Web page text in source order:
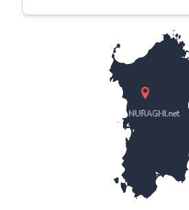
NURAGHI.net